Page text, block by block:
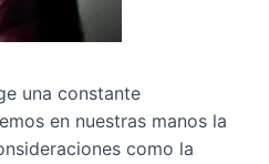
una constante
en nuestras manos la
como la